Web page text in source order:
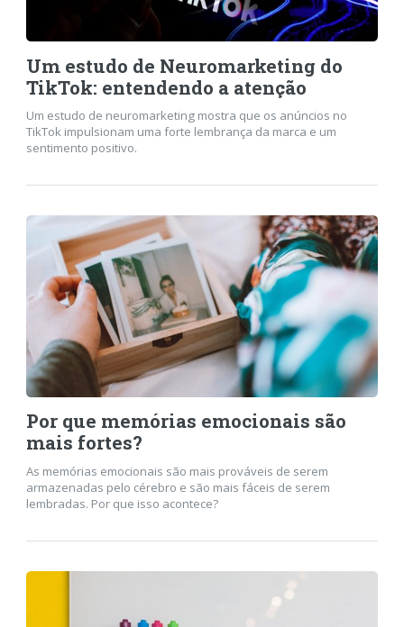
Um estudo de Neuromarketing do
TikTok: entendendo a atenção
Um estudo de neuromarketing mostra que os anúncios no
TikTok impulsionam uma forte lembrança da marca e um
sentimento positivo.
Por que memórias emocionais são
mais fortes?
As memórias emocionais são mais prováveis de serem
armazenadas pelo cérebro e são mais fáceis de serem
lembradas. Por que isso acontece?